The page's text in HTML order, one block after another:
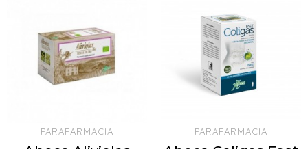
PARAFARMACIA PARAFARMACIA